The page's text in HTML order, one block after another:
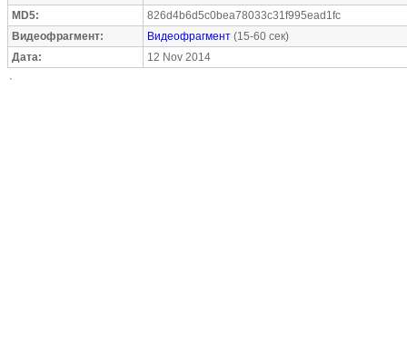
MD5:
826d4b6d5c0bea78033c31f995ead1fc
Видеофрагмент:
Видеофрагмент (15-60 сек)
Дата:
12 Nov 2014